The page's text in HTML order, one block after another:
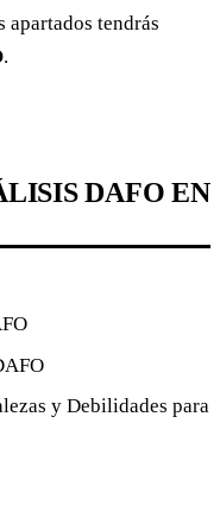
apartados tendrás
.
DAFO EN
y Debilidades para